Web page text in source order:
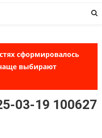
сформировалось
выбирают
03-19 100627